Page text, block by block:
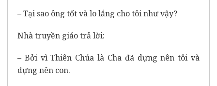
– Tại sao ông tốt và lo lắng cho tôi như vậy?
Nhà truyền giáo trả lời:
– Bởi vì Thiên Chúa là Cha đã dựng nên tôi và
dựng nên con.